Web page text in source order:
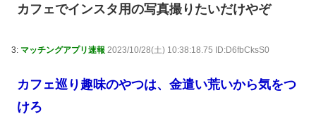
カフェでインスタ用の写真撮りたいだけやぞ
3: マッチングアプリ速報 2023/10/28(土) 10:38:18.75 ID:D6fbCksS0
カフェ巡り趣味のやつは、金遣い荒いから気をつ
けろ